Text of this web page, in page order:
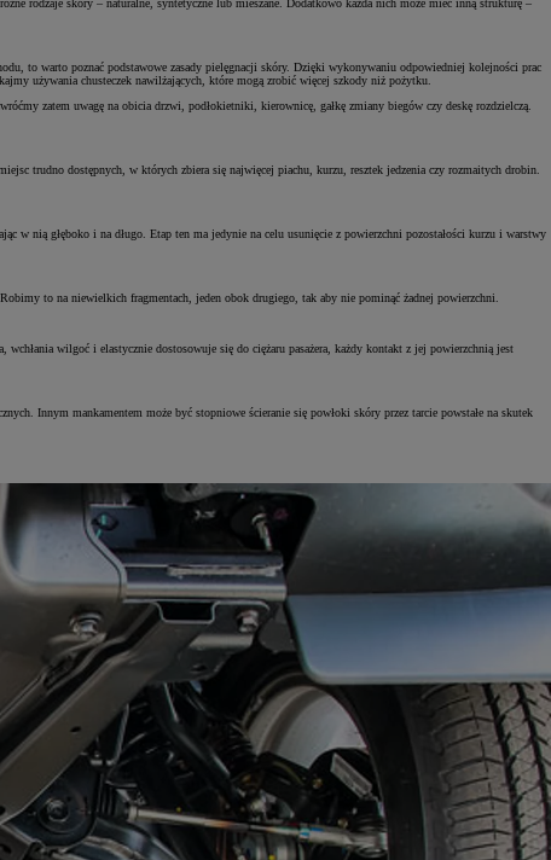
Zadbaj o klimatyzację
wymień filtr
ZYSKAJ
NAWET
DO 10 LAT
rodzaje skóry – naturalne, syntetyczne lub mieszane. Dodatkowo każda nich może mieć inną strukturę –
to warto poznać podstawowe zasady pielęgnacji skóry. Dzięki wykonywaniu odpowiedniej kolejności prac
używania chusteczek nawilżających, które mogą zrobić więcej szkody niż pożytku.
zatem uwagę na obicia drzwi, podłokietniki, kierownicę, gałkę zmiany biegów czy deskę rozdzielczą.
trudno dostępnych, w których zbiera się najwięcej piachu, kurzu, resztek jedzenia czy rozmaitych drobin.
w nią głęboko i na długo. Etap ten ma jedynie na celu usunięcie z powierzchni pozostałości kurzu i warstwy
to na niewielkich fragmentach, jeden obok drugiego, tak aby nie pominąć żadnej powierzchni.
wilgoć i elastycznie dostosowuje się do ciężaru pasażera, każdy kontakt z jej powierzchnią jest
Innym mankamentem może być stopniowe ścieranie się powłoki skóry przez tarcie powstałe na skutek